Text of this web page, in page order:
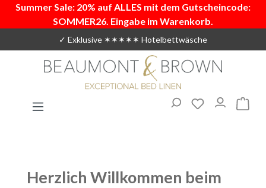
Zum Hauptinhalt springen
Summer Sale: 20% auf ALLES mit dem Gutscheincode:
SOMMER26. Eingabe im Warenkorb.
✓ Exklusive ✶✶✶✶✶ Hotelbettwäsche
Du hast 0
Herzlich Willkommen beim